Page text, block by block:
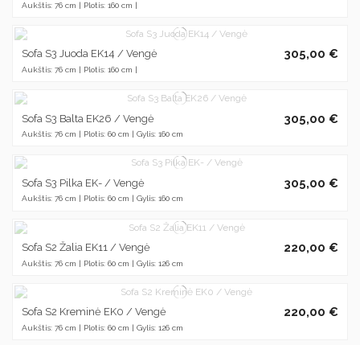
Aukštis: 76 cm | Plotis: 160 cm |
Sofa S3 Juoda EK14 / Vengė
Aukštis: 76 cm | Plotis: 160 cm |
305,00 €
Sofa S3 Balta EK26 / Vengė
Aukštis: 76 cm | Plotis: 60 cm | Gylis: 160 cm
305,00 €
Sofa S3 Pilka EK- / Vengė
Aukštis: 76 cm | Plotis: 60 cm | Gylis: 160 cm
305,00 €
Sofa S2 Žalia EK11 / Vengė
Aukštis: 76 cm | Plotis: 60 cm | Gylis: 126 cm
220,00 €
Sofa S2 Kreminė EK0 / Vengė
Aukštis: 76 cm | Plotis: 60 cm | Gylis: 126 cm
220,00 €